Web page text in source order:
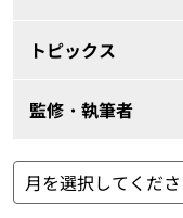
トピックス
監修・執筆者